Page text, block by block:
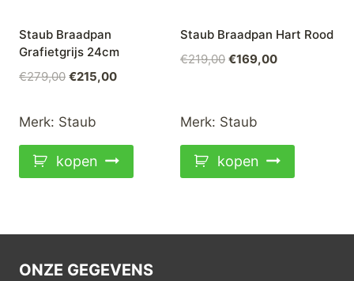
Staub Braadpan
Grafietgrijs 24cm
€279,00 Oorspronkelijke
was:
€215,00Huidige
Merk: Staub
kopen
Staub Braadpan Hart Rood
€219,00 Oorspronkelijke
€219,00.
€169,00Huidige
Merk: Staub
kopen
ONZE GEGEVENS